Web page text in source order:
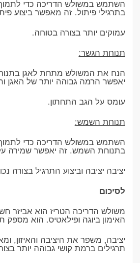
השתמש במשולש הדריכה כדי
בתרגילי פיתול. זה מאפשר ביצוע
עמוקים יותר בצורה בטוחה.
תנוחת הגשר:
הנח את המשולש מתחת לאגן
יאפשר הרמה גבוהה יותר של האגן
עומס על הגב התחתון.
תנוחת השמש:
השתמש במשולש הדריכה כדי לתמוך
בתנוחת השמש. זה יאפשר שמירה
יציבה יציבה וביצוע התרגיל בצורה
לסיכום
משולש הדריכה הטריז הוא אביזר
האימון ביוגה ופילאטיס. הוא מספק
יציבה, משפר את היציבה והאיזון,
תרגילים ברמת קושי גבוהה יותר